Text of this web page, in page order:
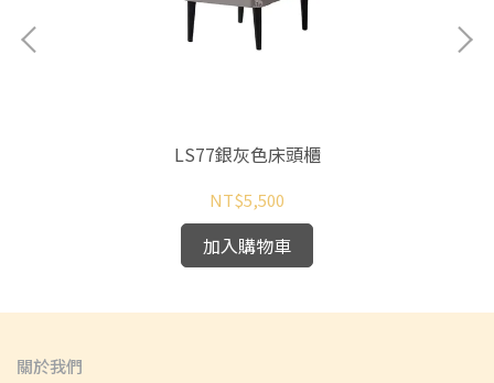
LS77銀灰色床頭櫃
NT$5,500
加入購物車
關於我們